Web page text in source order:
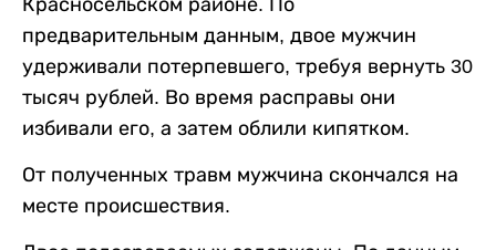
Красносельском районе. По
предварительным данным, двое мужчин
удерживали потерпевшего, требуя вернуть 30
тысяч рублей. Во время расправы они
избивали его, а затем облили кипятком.
От полученных травм мужчина скончался на
месте происшествия.